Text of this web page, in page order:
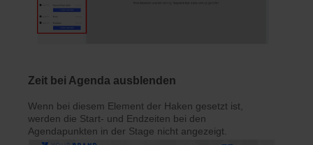
Zeit bei Agenda ausblenden
Wenn bei diesem Element der Haken gesetzt ist,
werden die Start- und Endzeiten bei den
Agendapunkten in der Stage nicht angezeigt.